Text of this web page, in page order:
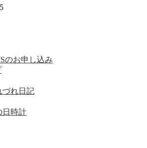
のお申し込み
づれ日記
日時計